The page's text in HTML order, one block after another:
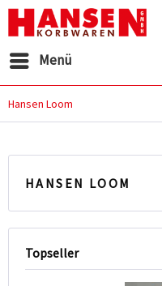
Menü
Hansen Loom
HANSEN LOOM
Topseller